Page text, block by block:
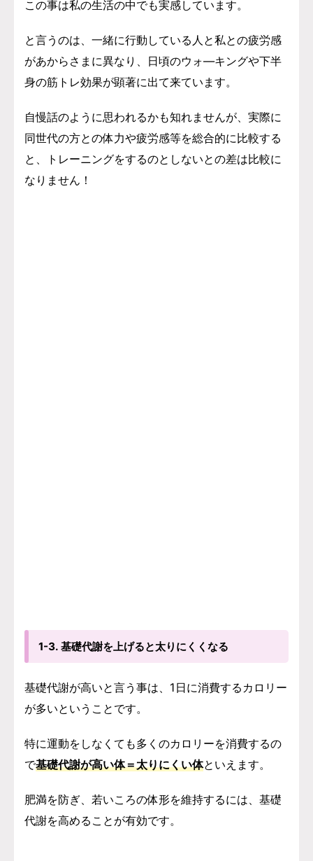
この事は私の生活の中でも実感しています。
と言うのは、一緒に行動している人と私との疲労感
があからさまに異なり、日頃のウォ―キングや下半
身の筋トレ効果が顕著に出て来ています。
自慢話のように思われるかも知れませんが、実際に
同世代の方との体力や疲労感等を総合的に比較する
と、トレーニングをするのとしないとの差は比較に
なりません！
1-3. 基礎代謝を上げると太りにくくなる
基礎代謝が高いと言う事は、1日に消費するカロリー
が多いということです。
特に運動をしなくても多くのカロリーを消費するの
で基礎代謝が高い体＝太りにくい体といえます。
肥満を防ぎ、若いころの体形を維持するには、基礎
代謝を高めることが有効です。